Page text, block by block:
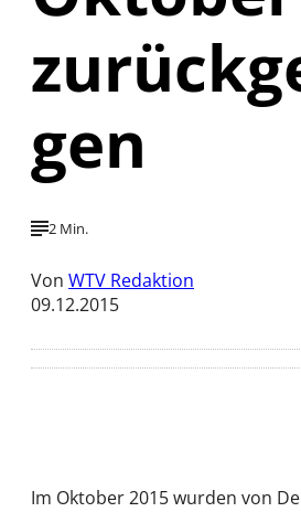
gen
2 Min.
Von WTV Redaktion
09.12.2015
Im Oktober 2015 wurden von